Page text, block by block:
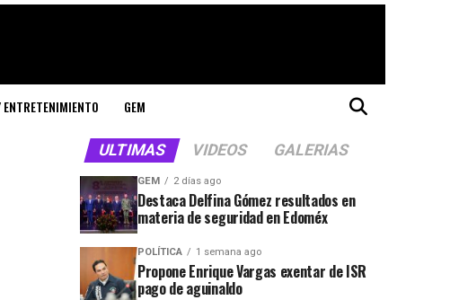
ENTRETENIMIENTO GEM
ULTIMAS VIDEOS GALERIAS
GEM 2 días ago
Destaca Delfina Gómez resultados en
materia de seguridad en Edoméx
POLÍTICA 1 semana ago
Propone Enrique Vargas exentar de ISR
pago de aguinaldo